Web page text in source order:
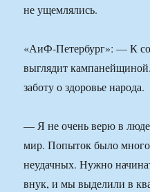
не ущемлялись.
«АиФ-Петербург»: — К
выглядит
заботу о здоровье народа.
— Я не очень верю в
мир. Попыток было
неудачных. Нужно
внук, и мы выделили в